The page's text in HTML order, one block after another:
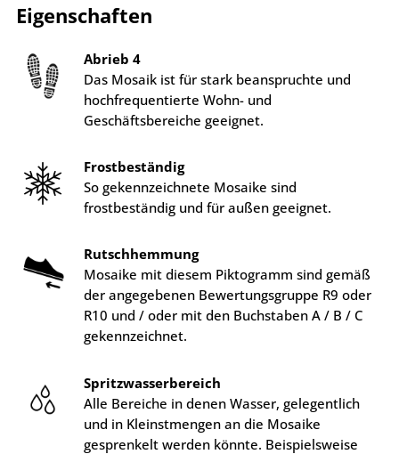
Eigenschaften
Abrieb 4
Das Mosaik ist für stark beanspruchte und
hochfrequentierte Wohn- und
Geschäftsbereiche geeignet.
Frostbeständig
So gekennzeichnete Mosaike sind
frostbeständig und für außen geeignet.
Rutschhemmung
Mosaike mit diesem Piktogramm sind gemäß
der angegebenen Bewertungsgruppe R9 oder
R10 und / oder mit den Buchstaben A / B / C
gekennzeichnet.
Spritzwasserbereich
Alle Bereiche in denen Wasser, gelegentlich
und in Kleinstmengen an die Mosaike
gesprenkelt werden könnte. Beispielsweise